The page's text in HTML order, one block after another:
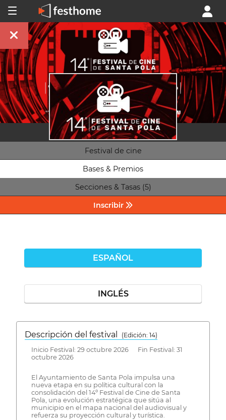
Festival de cine
Bases & Premios
Secciones & Tasas (5)
Inscribir
ESPAÑOL
INGLÉS
Descripción del festival
( Edición: 14)
Inicio Festival: 29 octubre 2026 Fin Festival: 31
octubre 2026
El Ayuntamiento de Santa Pola impulsa una
nueva etapa en su política cultural con la
consolidación del 14º Festival de Cine de Santa
Pola, una evolución estratégica que sitúa al
municipio en el mapa nacional del audiovisual y
refuerza su proyección cultural y turística.